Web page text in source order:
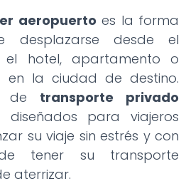
aeropuerto es la forma
desplazarse desde el
el hotel, apartamento o
en la ciudad de destino.
de transporte privado
diseñados para viajeros
su viaje sin estrés y con
tener su transporte
aterrizar.